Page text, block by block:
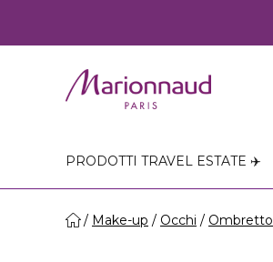
PRODOTTI TRAVEL ESTATE ✈️
Make-up Occhi Ombretto